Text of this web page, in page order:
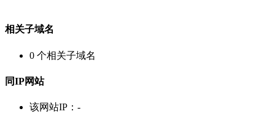
相关子域名
0 个相关子域名
同IP网站
该网站IP： -